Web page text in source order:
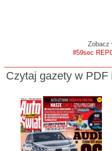
Zobacz
#59sec
Czytaj gazety w PDF